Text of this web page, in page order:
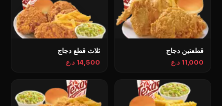
قطعتين دجاج
11,000 د.ع
ثلاث قطع دجاج
14,500 د.ع